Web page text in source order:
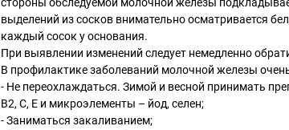
выделений из сосков внимательно осматривается
каждый сосок у основания.
При выявлении изменений следует немедленно
В профилактике заболеваний молочной железы
- Не переохлаждаться. Зимой и весной принимать
В2, С, Е и микроэлементы – йод, селен;
- Заниматься закаливанием;